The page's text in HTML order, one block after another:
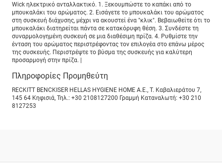
Wick ηλεκτρικό ανταλλακτικό. 1. Ξεκουμπώστε το καπάκι από το
μπουκαλάκι του αρώματος. 2. Εισάγετε το μπουκαλάκι του αρώματος
στη συσκευή διάχυσης, μέχρι να ακουστεί ένα "κλικ". Βεβαιωθείτε ότι το
μπουκαλάκι διατηρείται πάντα σε κατακόρυφη θέση. 3. Συνδέστε τη
συναρμολογημένη συσκευή σε μια διαθέσιμη πρίζα. 4. Ρυθμίστε την
ένταση του αρώματος περιστρέφοντας τον επιλογέα στο επάνω μέρος
της συσκευής. Περιστρέψτε το βύσμα της συσκευής για καλύτερη
προσαρμογή στην πρίζα. |
Πληροφορίες Προμηθεύτη
RECKITT BENCKISER HELLAS HYGIENE HOME A.E., Τ. Καβαλιεράτου 7,
145 64 Κηφισιά, Τηλ.: +30 2108127200 Γραμμή Καταναλωτή: +30 210
8127253